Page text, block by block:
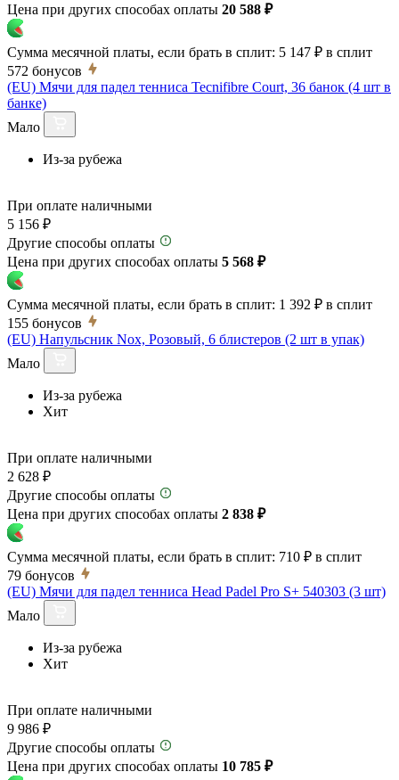
Цена при других способах оплаты 20 588 ₽
Сумма месячной платы, если брать в сплит: 5 147 ₽ в сплит
572 бонусов
(EU) Мячи для падел тенниса Tecnifibre Court, 36 банок (4 шт в
банке)
Мало
Из-за рубежа
При оплате наличными
5 156 ₽
Другие способы оплаты
Цена при других способах оплаты 5 568 ₽
Сумма месячной платы, если брать в сплит: 1 392 ₽ в сплит
155 бонусов
(EU) Напульсник Nox, Розовый, 6 блистеров (2 шт в упак)
Мало
Из-за рубежа
Хит
При оплате наличными
2 628 ₽
Другие способы оплаты
Цена при других способах оплаты 2 838 ₽
Сумма месячной платы, если брать в сплит: 710 ₽ в сплит
79 бонусов
(EU) Мячи для падел тенниса Head Padel Pro S+ 540303 (3 шт)
Мало
Из-за рубежа
Хит
При оплате наличными
9 986 ₽
Другие способы оплаты
Цена при других способах оплаты 10 785 ₽